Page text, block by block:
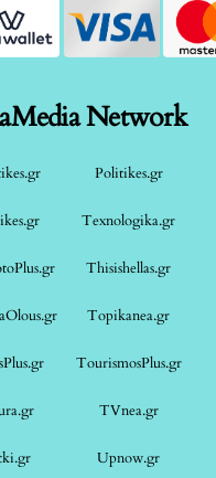
Network
Politikes.gr
Texnologika.gr
Thisishellas.gr
Topikanea.gr
TourismosPlus.gr
TVnea.gr
Upnow.gr